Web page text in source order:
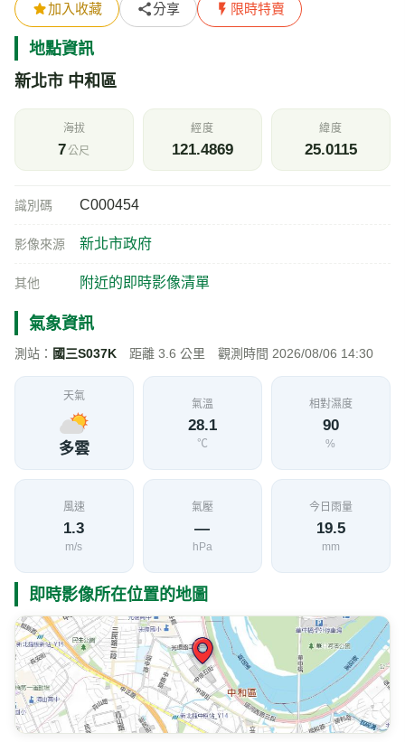
加入收藏 分享 限時特賣
地點資訊
新北市 中和區
海拔
7公尺
經度
121.4869
緯度
25.0115
識別碼 C000454
影像來源 新北市政府
其他 附近的即時影像清單
氣象資訊
測站： 國三S037K 距離 3.6 公里 觀測時間 2026/08/06 14:30
天氣
多雲
氣溫
28.1
℃
相對濕度
90
%
風速
1.3
m/s
氣壓
—
hPa
今日雨量
19.5
mm
即時影像所在位置的地圖